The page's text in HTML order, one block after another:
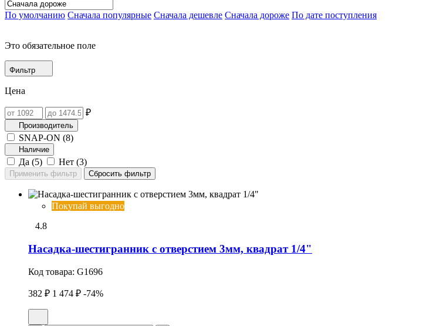
По умолчанию Сначала популярные Сначала дешевле Сначала дороже По дате поступления
Это обязательное поле
Фильтр
Цена
₽
Производитель
SNAP-ON (8)
Наличие
Да (5) Нет (3)
Покупай выгодно
4.8
Насадка-шестигранник с отверстием 3мм, квадрат 1/4"
Код товара: G1696
382 ₽ 1 474 ₽ -74%